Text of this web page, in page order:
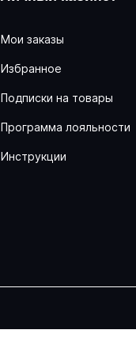
Мои заказы
Избранное
Подписки на товары
Программа лояльности
Инструкции